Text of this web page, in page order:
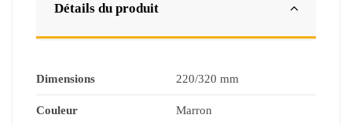
Détails du produit
Dimensions 220/320 mm
Couleur Marron